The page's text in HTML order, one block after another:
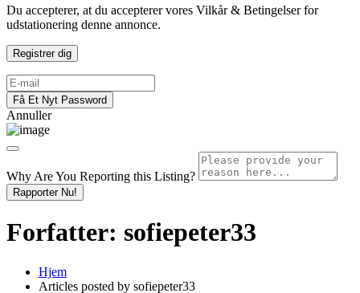
Du accepterer, at du accepterer vores Vilkår & Betingelser for
udstationering denne annonce.
Annuller
Why Are You Reporting this Listing?
Rapporter Nu!
Forfatter: sofiepeter33
Hjem
Articles posted by sofiepeter33